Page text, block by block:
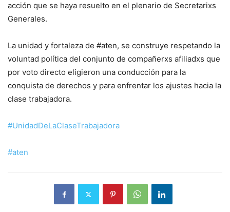
acción que se haya resuelto en el plenario de Secretarixs
Generales.
La unidad y fortaleza de #aten, se construye respetando la
voluntad política del conjunto de compañerxs afiliadxs que
por voto directo eligieron una conducción para la
conquista de derechos y para enfrentar los ajustes hacia la
clase trabajadora.
#UnidadDeLaClaseTrabajadora
#aten